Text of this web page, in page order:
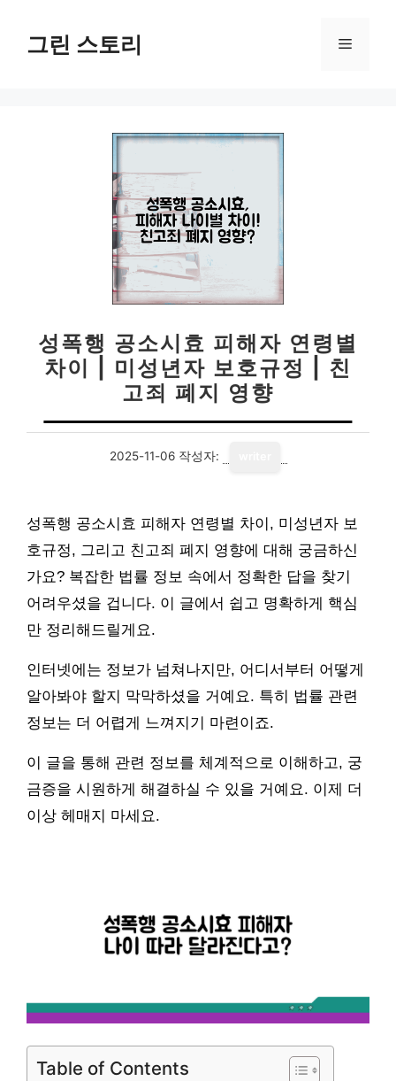
그린 스토리 메
성폭행 공소시효 피해자 연령별
차이 | 미성년자 보호규정 | 친
고죄 폐지 영향
2025-11-06 작성자:
성폭행 공소시효 피해자 연령별 차이, 미성년자 보
호규정, 그리고 친고죄 폐지 영향에 대해 궁금하신
가요? 복잡한 법률 정보 속에서 정확한 답을 찾기
어려우셨을 겁니다. 이 글에서 쉽고 명확하게 핵심
만 정리해드릴게요.
인터넷에는 정보가 넘쳐나지만, 어디서부터 어떻게
알아봐야 할지 막막하셨을 거예요. 특히 법률 관련
정보는 더 어렵게 느껴지기 마련이죠.
이 글을 통해 관련 정보를 체계적으로 이해하고, 궁
금증을 시원하게 해결하실 수 있을 거예요. 이제 더
이상 헤매지 마세요.
Table of Contents